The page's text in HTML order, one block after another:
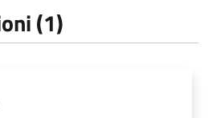
(1)